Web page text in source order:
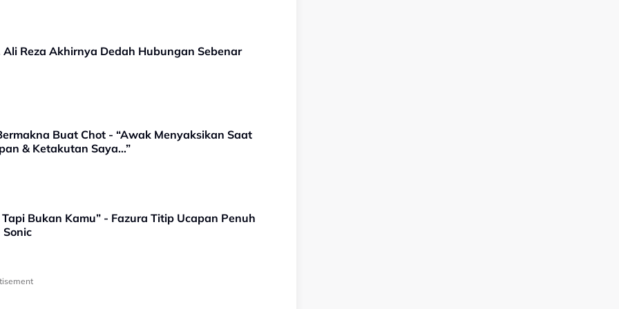
Reza Akhirnya Dedah Hubungan Sebenar
Buat Chot - “Awak Menyaksikan Saat
& Ketakutan Saya…”
Bukan Kamu” - Fazura Titip Ucapan Penuh
Sonic